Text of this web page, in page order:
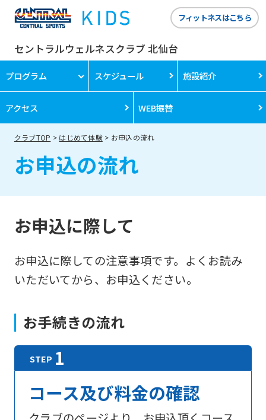
セントラルウェルネスクラブ 北仙台
フィットネスはこちら
プログラム スケジュール 施設紹介
アクセス WEB振替
クラブTOP はじめて体験 お申込の流れ
お申込の流れ
お申込に際して
お申込に際しての注意事項です。よくお読み
いただいてから、お申込ください。
お手続きの流れ
コース及び料金の確認